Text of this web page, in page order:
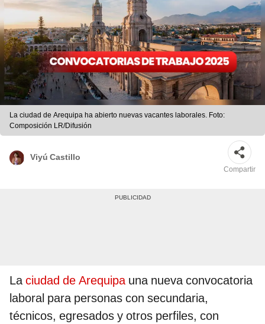
La ciudad de Arequipa ha abierto nuevas vacantes laborales. Foto:
Composición LR/Difusión
Viyú Castillo
Compartir
Laciudad de Arequipa una nueva convocatoria
laboral para personas con secundaria,
técnicos, egresados y otros perfiles, con